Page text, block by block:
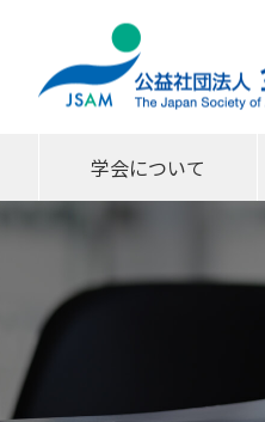
学会について